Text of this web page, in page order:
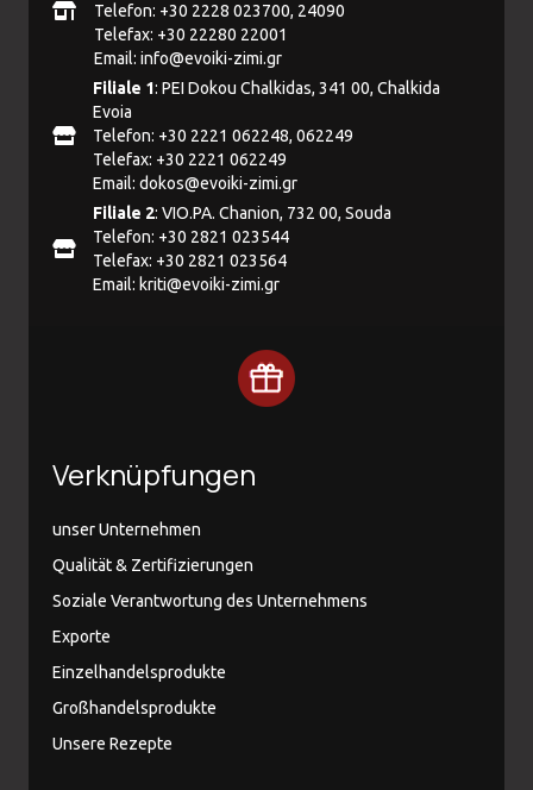
Telefon: +30 2228 023700, 24090
Telefax: +30 22280 22001
Email: info@evoiki-zimi.gr
Filiale 1: PEI Dokou Chalkidas, 341 00, Chalkida
Evoia
Telefon: +30 2221 062248, 062249
Telefax: +30 2221 062249
Email: dokos@evoiki-zimi.gr
Filiale 2: VIO.PA. Chanion, 732 00, Souda
Telefon: +30 2821 023544
Telefax: +30 2821 023564
Email: kriti@evoiki-zimi.gr
Verknüpfungen
unser Unternehmen
Qualität & Zertifizierungen
Soziale Verantwortung des Unternehmens
Exporte
Einzelhandelsprodukte
Großhandelsprodukte
Unsere Rezepte